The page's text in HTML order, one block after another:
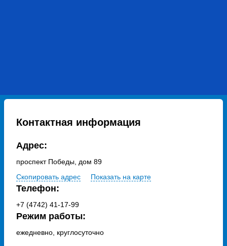
Контактная информация
Адрес:
проспект Победы, дом 89
Скопировать адрес
Показать на карте
Телефон:
+7 (4742) 41-17-99
Режим работы:
ежедневно, круглосуточно